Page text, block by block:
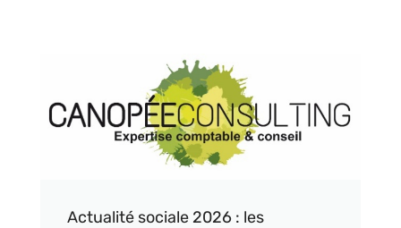
Actualité sociale 2026 : les